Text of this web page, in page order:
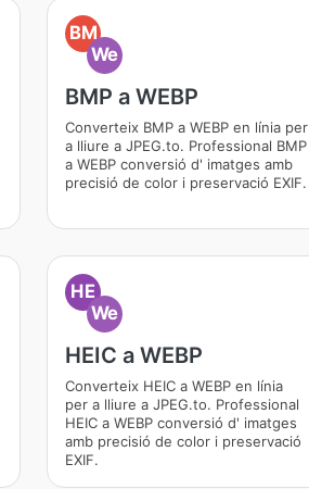
BM
We
BMP a WEBP
Converteix BMP a WEBP en línia per
a lliure a JPEG.to. Professional BMP
a WEBP conversió d' imatges amb
precisió de color i preservació EXIF.
HE
We
HEIC a WEBP
Converteix HEIC a WEBP en línia
per a lliure a JPEG.to. Professional
HEIC a WEBP conversió d' imatges
amb precisió de color i preservació
EXIF.